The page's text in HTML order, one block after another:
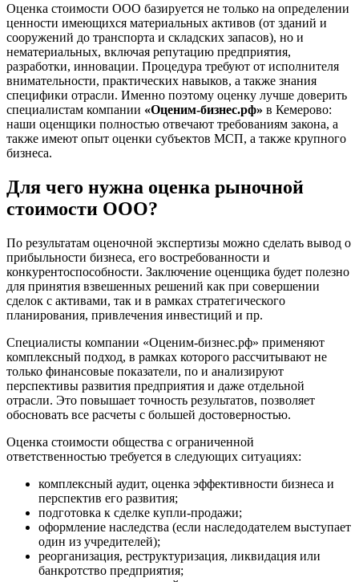
Оценка стоимости ООО базируется не только на определении
ценности имеющихся материальных активов (от зданий и
сооружений до транспорта и складских запасов), но и
нематериальных, включая репутацию предприятия,
разработки, инновации. Процедура требуют от исполнителя
внимательности, практических навыков, а также знания
специфики отрасли. Именно поэтому оценку лучше доверить
специалистам компании «Оценим-бизнес.рф» в Кемерово:
наши оценщики полностью отвечают требованиям закона, а
также имеют опыт оценки субъектов МСП, а также крупного
бизнеса.
Для чего нужна оценка рыночной
стоимости ООО?
По результатам оценочной экспертизы можно сделать вывод о
прибыльности бизнеса, его востребованности и
конкурентоспособности. Заключение оценщика будет полезно
для принятия взвешенных решений как при совершении
сделок с активами, так и в рамках стратегического
планирования, привлечения инвестиций и пр.
Специалисты компании «Оценим-бизнес.рф» применяют
комплексный подход, в рамках которого рассчитывают не
только финансовые показатели, по и анализируют
перспективы развития предприятия и даже отдельной
отрасли. Это повышает точность результатов, позволяет
обосновать все расчеты с большей достоверностью.
Оценка стоимости общества с ограниченной
ответственностью требуется в следующих ситуациях:
комплексный аудит, оценка эффективности бизнеса и
перспектив его развития;
подготовка к сделке купли-продажи;
оформление наследства (если наследодателем выступает
один из учредителей);
реорганизация, реструктуризация, ликвидация или
банкротство предприятия;
Балашиха
Балашов
Барабинск
Барнаул
Батайск
Бахчисарай
Белая Калитва
Белгород
Белово
Белореченск
Белоярский
Бердск
Березники
Бийск
Бирск
Бирюч
Благовещенск
Благодарный
Боготол
Большой Камень
Борисоглебск
Боровичи
Братск
Бронницы